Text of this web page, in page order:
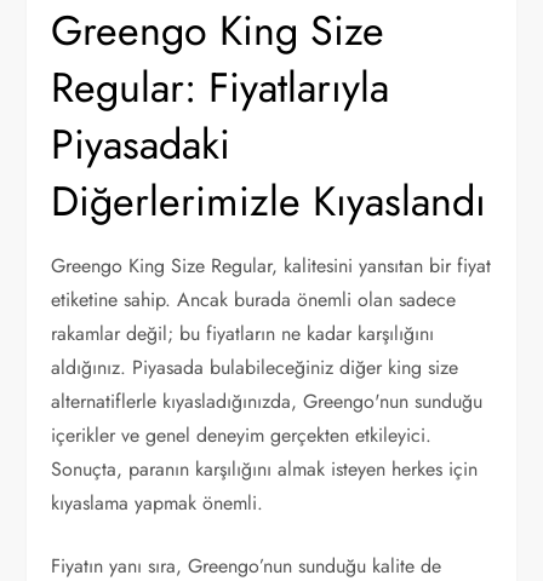
Greengo King Size
Regular: Fiyatlarıyla
Piyasadaki
Diğerlerimizle Kıyaslandı
Greengo King Size Regular, kalitesini yansıtan bir fiyat
etiketine sahip. Ancak burada önemli olan sadece
rakamlar değil; bu fiyatların ne kadar karşılığını
aldığınız. Piyasada bulabileceğiniz diğer king size
alternatiflerle kıyasladığınızda, Greengo'nun sunduğu
içerikler ve genel deneyim gerçekten etkileyici.
Sonuçta, paranın karşılığını almak isteyen herkes için
kıyaslama yapmak önemli.
Fiyatın yanı sıra, Greengo’nun sunduğu kalite de